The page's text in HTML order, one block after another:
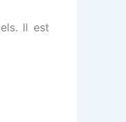
Il est